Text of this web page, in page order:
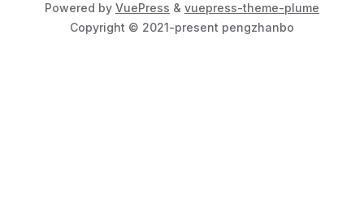
Powered by VuePress & vuepress-theme-plume
Copyright © 2021-present pengzhanbo